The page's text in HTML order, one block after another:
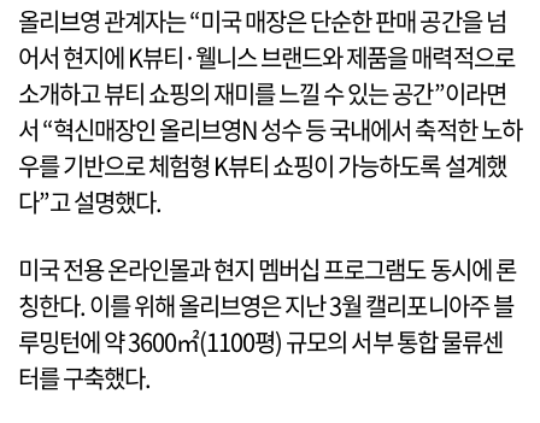
올리브영 관계자는 “미국 매장은 단순한 판매 공간을 넘
어서 현지에 K뷰티·웰니스 브랜드와 제품을 매력적으로
소개하고 뷰티 쇼핑의 재미를 느낄 수 있는 공간”이라면
서 “혁신매장인 올리브영N 성수 등 국내에서 축적한 노하
우를 기반으로 체험형 K뷰티 쇼핑이 가능하도록 설계했
다”고 설명했다.
미국 전용 온라인몰과 현지 멤버십 프로그램도 동시에 론
칭한다. 이를 위해 올리브영은 지난 3월 캘리포니아주 블
루밍턴에 약 3600㎡(1100평) 규모의 서부 통합 물류센
터를 구축했다.